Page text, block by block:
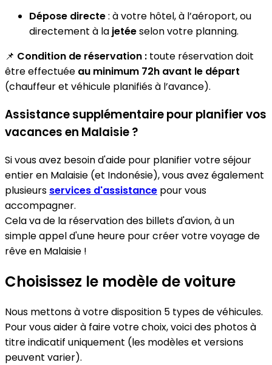
Dépose directe: à votre hôtel, à l’aéroport, ou
directement à la jetéeselon votre planning.
📌 Condition de réservation : toute réservation doit
être effectuée au minimum 72h avant le départ
(chauffeur et véhicule planifiés à l’avance).
Assistance supplémentaire pour planifier vos
vacances en Malaisie ?
Si vous avez besoin d'aide pour planifier votre séjour
entier en Malaisie (et Indonésie), vous avez également
plusieurs services d'assistance pour vous
accompagner.
Cela va de la réservation des billets d'avion, à un
simple appel d'une heure pour créer votre voyage de
rêve en Malaisie !
Choisissez le modèle de voiture
Nous mettons à votre disposition 5 types de véhicules.
Pour vous aider à faire votre choix, voici des photos à
titre indicatif uniquement (les modèles et versions
peuvent varier).